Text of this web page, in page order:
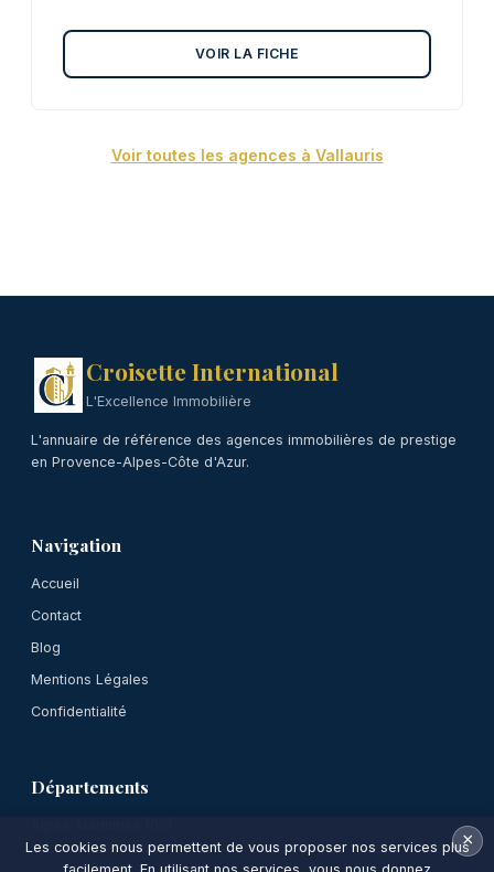
VOIR LA FICHE
Voir toutes les agences à Vallauris
Croisette International
L'Excellence Immobilière
L'annuaire de référence des agences immobilières de prestige
en Provence-Alpes-Côte d'Azur.
Navigation
Accueil
Contact
Blog
Mentions Légales
Confidentialité
Départements
Les cookies nous permettent de vous proposer nos services plus
facilement. En utilisant nos services, vous nous donnez
×